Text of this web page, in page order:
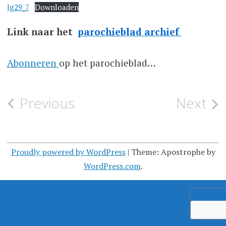
Jg29_7 Downloaden
Link naar het parochieblad archief
Abonneren op het parochieblad…
Post
Previous Next
Proudly powered by WordPress | Theme: Apostrophe by
WordPress.com.